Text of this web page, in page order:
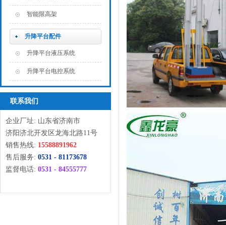
智能限高架
升降平台配件
升降平台液压系统
升降平台电控系统
联系我们
企业厂址: 山东省济南市
济阳济北开发区龙海北路11号
销售热线: 15588891962
售后服务: 0531 - 81173678
监督电话: 0531 - 84555777